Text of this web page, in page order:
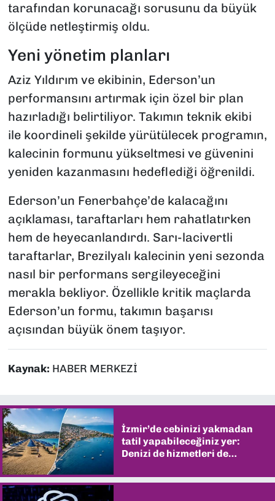
tarafından korunacağı sorusunu da büyük
ölçüde netleştirmiş oldu.
Yeni yönetim planları
Aziz Yıldırım ve ekibinin, Ederson’un
performansını artırmak için özel bir plan
hazırladığı belirtiliyor. Takımın teknik ekibi
ile koordineli şekilde yürütülecek programın,
kalecinin formunu yükseltmesi ve güvenini
yeniden kazanmasını hedeflediği öğrenildi.
Ederson’un Fenerbahçe’de kalacağını
açıklaması, taraftarları hem rahatlatırken
hem de heyecanlandırdı. Sarı-lacivertli
taraftarlar, Brezilyalı kalecinin yeni sezonda
nasıl bir performans sergileyeceğini
merakla bekliyor. Özellikle kritik maçlarda
Ederson’un formu, takımın başarısı
açısından büyük önem taşıyor.
Kaynak: HABER MERKEZİ
İzmir’de cebinizi yakmadan
tatil yapabileceğiniz yer:
Denizi de hizmetleri de